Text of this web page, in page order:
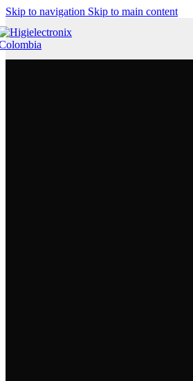
Skip to navigation Skip to main content